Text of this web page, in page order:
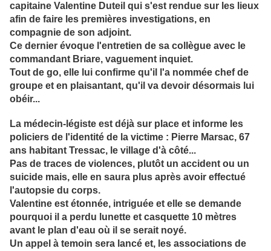
capitaine Valentine Duteil qui s'est rendue sur les lieux
afin de faire les premières investigations, en
compagnie de son adjoint.
Ce dernier évoque l'entretien de sa collègue avec le
commandant Briare, vaguement inquiet.
Tout de go, elle lui confirme qu'il l'a nommée chef de
groupe et en plaisantant, qu'il va devoir désormais lui
obéir...
La médecin-légiste est déjà sur place et informe les
policiers de l'identité de la victime : Pierre Marsac, 67
ans habitant Tressac, le village d'à côté...
Pas de traces de violences, plutôt un accident ou un
suicide mais, elle en saura plus après avoir effectué
l'autopsie du corps.
Valentine est étonnée, intriguée et elle se demande
pourquoi il a perdu lunette et casquette 10 mètres
avant le plan d'eau où il se serait noyé.
Un appel à temoin sera lancé et, les associations de